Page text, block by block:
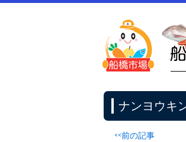
ナンヨウキ
<<前の記事